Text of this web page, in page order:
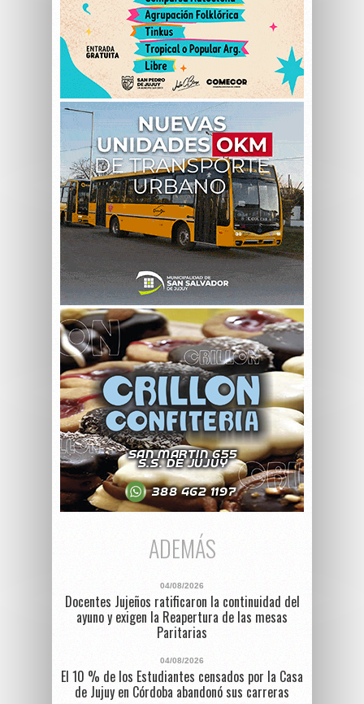
ADEMÁS
04/08/2026
Docentes Jujeños ratificaron la continuidad del
ayuno y exigen la Reapertura de las mesas
Paritarias
04/08/2026
El 10 % de los Estudiantes censados por la Casa
de Jujuy en Córdoba abandonó sus carreras